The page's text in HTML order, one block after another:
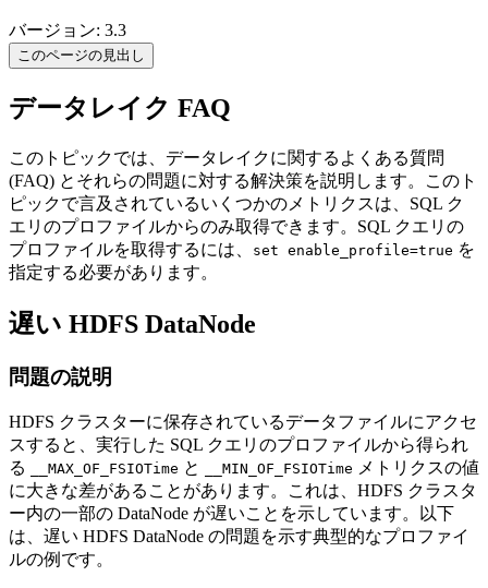
バージョン: 3.3
このページの見出し
データレイク FAQ
このトピックでは、データレイクに関するよくある質問
(FAQ) とそれらの問題に対する解決策を説明します。このト
ピックで言及されているいくつかのメトリクスは、SQL ク
エリのプロファイルからのみ取得できます。SQL クエリの
プロファイルを取得するには、
set enable_profile=true を
指定する必要があります。
遅い HDFS DataNode
問題の説明
HDFS クラスターに保存されているデータファイルにアクセ
スすると、実行した SQL クエリのプロファイルから得られ
る
__MAX_OF_FSIOTime と __MIN_OF_FSIOTime メトリクスの値
に大きな差があることがあります。これは、HDFS クラスタ
ー内の一部の DataNode が遅いことを示しています。以下
は、遅い HDFS DataNode の問題を示す典型的なプロファイ
ルの例です。